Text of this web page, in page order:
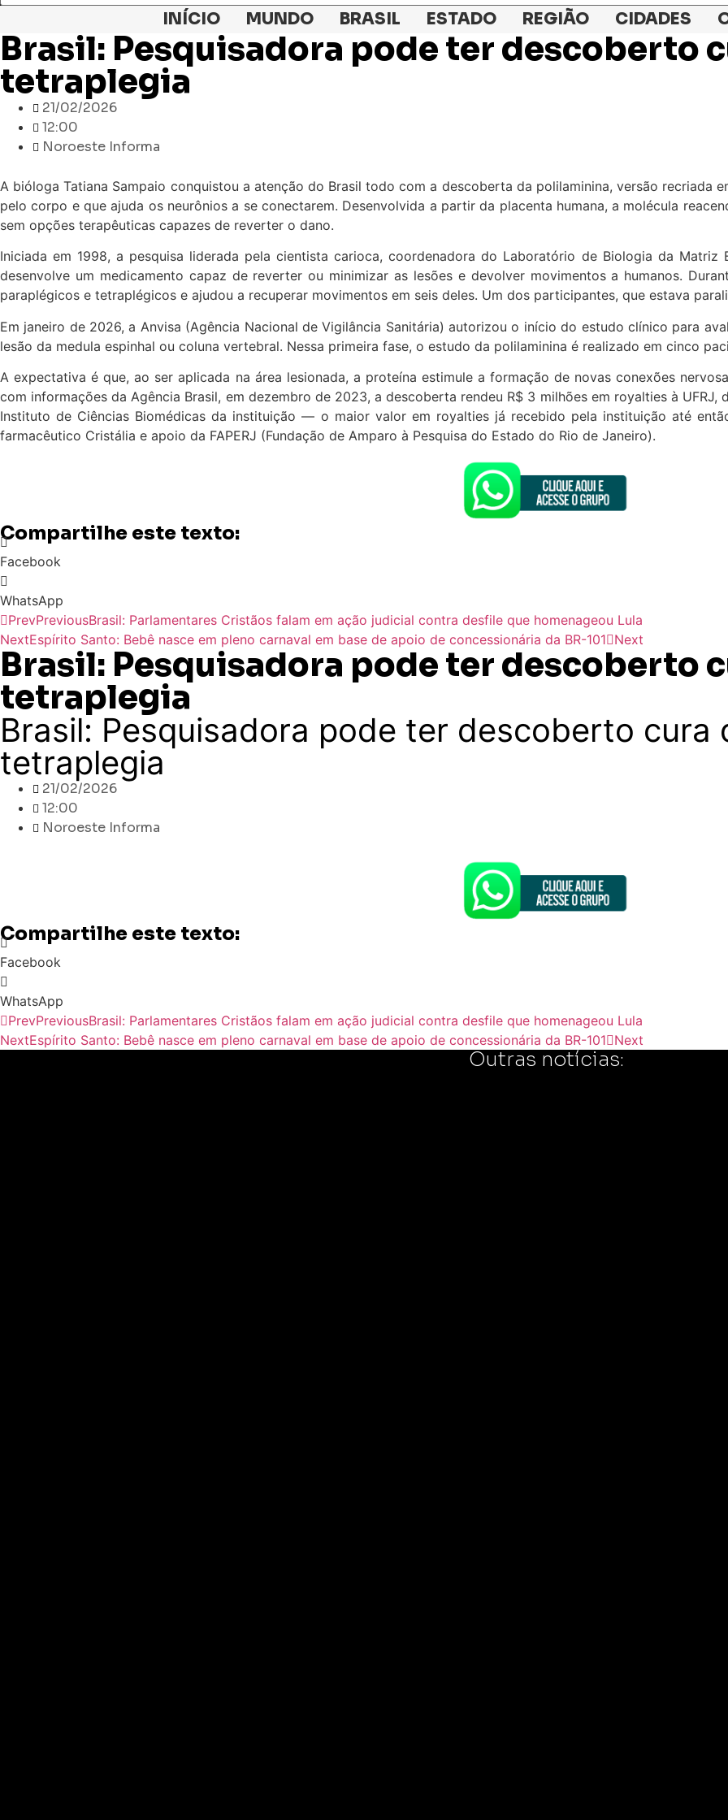
INÍCIO MUNDO BRASIL ESTADO REGIÃO CIDADES
Brasil: Pesquisadora pode ter descoberto
tetraplegia
21/02/2026
12:00
Noroeste Informa
A bióloga Tatiana Sampaio conquistou a atenção do Brasil todo com a descoberta da polilaminina, versão recriada
pelo corpo e que ajuda os neurônios a se conectarem. Desenvolvida a partir da placenta humana, a molécula
sem opções terapêuticas capazes de reverter o dano.
Iniciada em 1998, a pesquisa liderada pela cientista carioca, coordenadora do Laboratório de Biologia da Matriz
desenvolve um medicamento capaz de reverter ou minimizar as lesões e devolver movimentos a humanos.
paraplégicos e tetraplégicos e ajudou a recuperar movimentos em seis deles. Um dos participantes, que estava
Em janeiro de 2026, a Anvisa (Agência Nacional de Vigilância Sanitária) autorizou o início do estudo clínico para
lesão da medula espinhal ou coluna vertebral. Nessa primeira fase, o estudo da polilaminina é realizado em cinco
A expectativa é que, ao ser aplicada na área lesionada, a proteína estimule a formação de novas conexões
com informações da Agência Brasil, em dezembro de 2023, a descoberta rendeu R$ 3 milhões em royalties à
Instituto de Ciências Biomédicas da instituição — o maior valor em royalties já recebido pela instituição até
farmacêutico Cristália e apoio da FAPERJ (Fundação de Amparo à Pesquisa do Estado do Rio de Janeiro).
Compartilhe este texto:
Facebook
WhatsApp
PrevPreviousBrasil: Parlamentares Cristãos falam em ação judicial contra desfile que homenageou Lula
NextEspírito Santo: Bebê nasce em pleno carnaval em base de apoio de concessionária da BR-101 Next
Brasil: Pesquisadora pode ter descoberto
tetraplegia
Brasil: Pesquisadora pode ter descoberto cura
tetraplegia
21/02/2026
12:00
Noroeste Informa
Compartilhe este texto:
Facebook
WhatsApp
PrevPreviousBrasil: Parlamentares Cristãos falam em ação judicial contra desfile que homenageou Lula
NextEspírito Santo: Bebê nasce em pleno carnaval em base de apoio de concessionária da BR-101 Next
Outras notícias: